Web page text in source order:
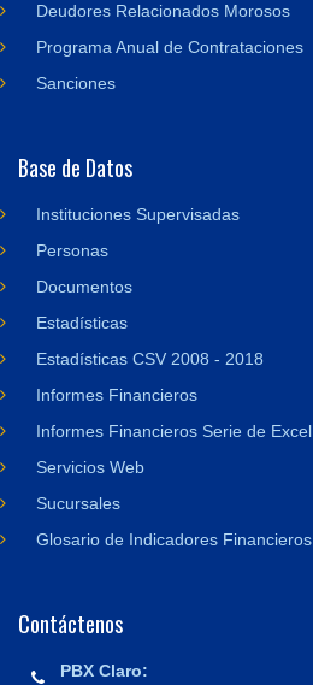
Deudores Relacionados Morosos
Programa Anual de Contrataciones
Sanciones
Base de Datos
Instituciones Supervisadas
Personas
Documentos
Estadísticas
Estadísticas CSV 2008 - 2018
Informes Financieros
Informes Financieros Serie de Excel
Servicios Web
Sucursales
Glosario de Indicadores Financieros
Contáctenos
PBX Claro: